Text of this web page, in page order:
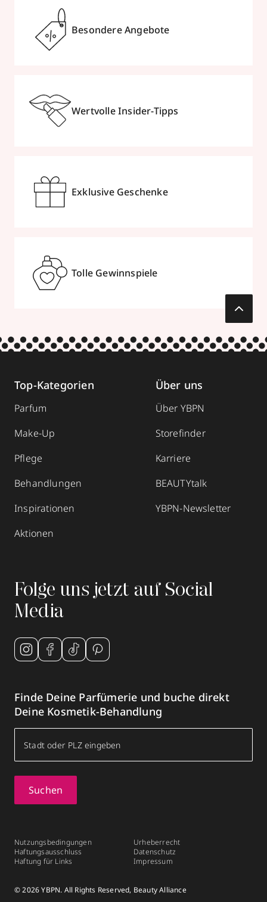
Besondere Angebote
Wertvolle Insider-Tipps
Exklusive Geschenke
Tolle Gewinnspiele
Top-Kategorien
Parfum
Make-Up
Pflege
Behandlungen
Inspirationen
Aktionen
Über uns
Über YBPN
Storefinder
Karriere
BEAUTYtalk
YBPN-Newsletter
Folge uns jetzt auf Social
Media
Finde Deine Parfümerie und buche direkt
Deine Kosmetik-Behandlung
Suchen
Nutzungsbedingungen
Haftungsausschluss
Haftung für Links
Urheberrecht
Datenschutz
Impressum
© 2026 YBPN. All Rights Reserved, Beauty Alliance